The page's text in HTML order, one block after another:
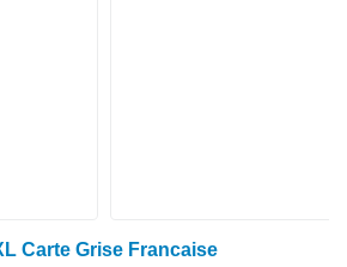
Carte Grise Francaise